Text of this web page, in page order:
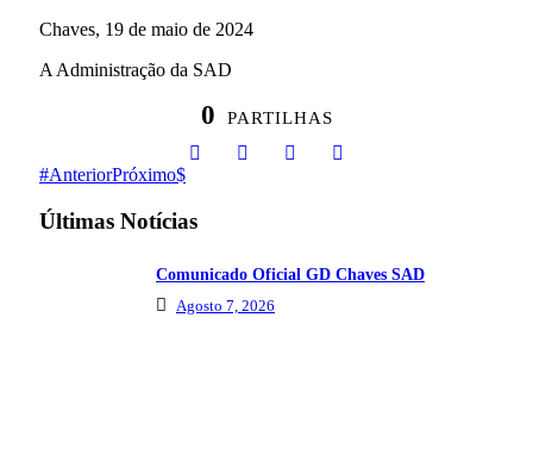
Chaves, 19 de maio de 2024
A Administração da SAD
0 PARTILHAS
AnteriorPróximo
Últimas Notícias
Comunicado Oficial GD Chaves SAD
Agosto 7, 2026